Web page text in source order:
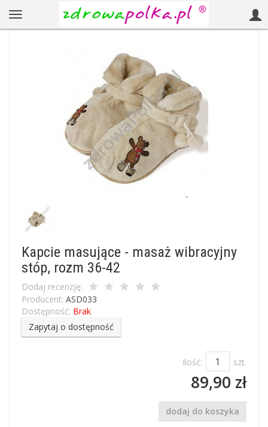
Kapcie masujące - masaż wibracyjny
stóp, rozm 36-42
Dodaj recenzję:
Producent: ASD033
Dostępność: Brak
Zapytaj o dostępność
Ilość: szt.
89,90 zł
dodaj do koszyka